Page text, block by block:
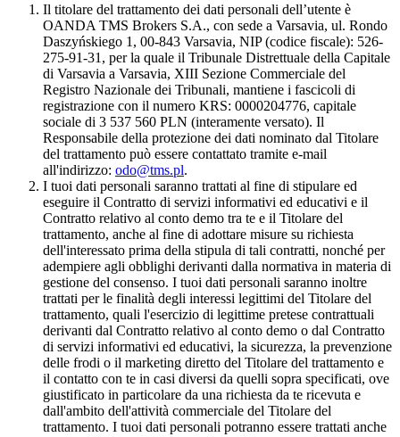
Il titolare del trattamento dei dati personali dell’utente è
OANDA TMS Brokers S.A., con sede a Varsavia, ul. Rondo
Daszyńskiego 1, 00-843 Varsavia, NIP (codice fiscale): 526-
275-91-31, per la quale il Tribunale Distrettuale della Capitale
di Varsavia a Varsavia, XIII Sezione Commerciale del
Registro Nazionale dei Tribunali, mantiene i fascicoli di
registrazione con il numero KRS: 0000204776, capitale
sociale di 3 537 560 PLN (interamente versato). Il
Responsabile della protezione dei dati nominato dal Titolare
del trattamento può essere contattato tramite e-mail
all'indirizzo: odo@tms.pl.
I tuoi dati personali saranno trattati al fine di stipulare ed
eseguire il Contratto di servizi informativi ed educativi e il
Contratto relativo al conto demo tra te e il Titolare del
trattamento, anche al fine di adottare misure su richiesta
dell'interessato prima della stipula di tali contratti, nonché per
adempiere agli obblighi derivanti dalla normativa in materia di
gestione del consenso. I tuoi dati personali saranno inoltre
trattati per le finalità degli interessi legittimi del Titolare del
trattamento, quali l'esercizio di legittime pretese contrattuali
derivanti dal Contratto relativo al conto demo o dal Contratto
di servizi informativi ed educativi, la sicurezza, la prevenzione
delle frodi o il marketing diretto del Titolare del trattamento e
il contatto con te in casi diversi da quelli sopra specificati, ove
giustificato in particolare da una richiesta da te ricevuta e
dall'ambito dell'attività commerciale del Titolare del
trattamento. I tuoi dati personali potranno essere trattati anche